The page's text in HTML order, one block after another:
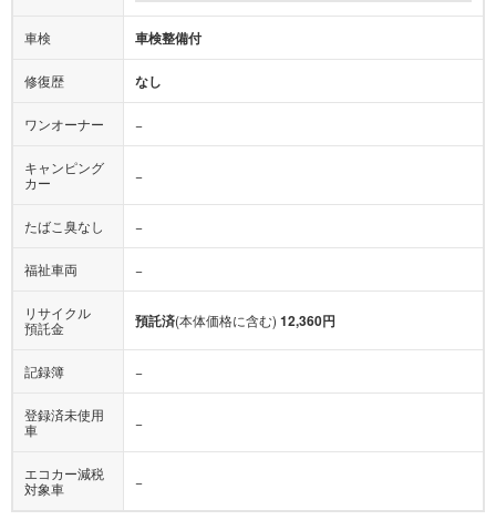
車検 車検整備付
修復歴 なし
ワンオーナー −
キャンピング
カー
−
たばこ臭なし −
福祉車両 −
リサイクル
預託金
預託済(本体価格に含む) 12,360円
記録簿 −
登録済未使用
車
−
エコカー減税
対象車
−